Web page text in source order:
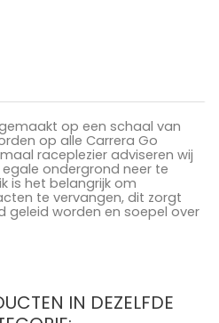
op een schaal van
op alle Carrera Go
raceplezier adviseren wij
ondergrond neer te
is het belangrijk om
te vervangen, dit zorgt
geleid worden en soepel over
IN DEZELFDE